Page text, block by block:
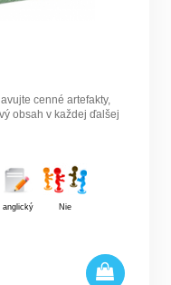
cenné artefakty,
obsah v každej ďalšej
anglický Nie